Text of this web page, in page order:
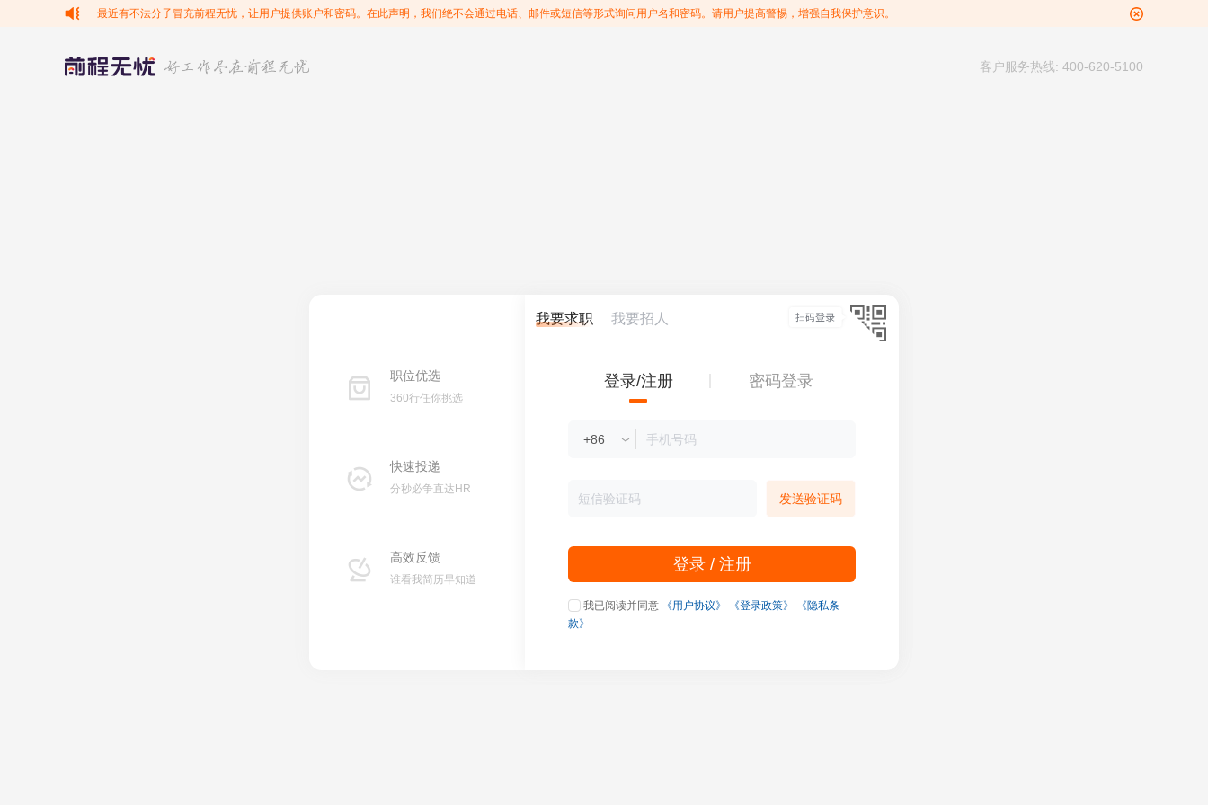
最近有不法分子冒充前程无忧，让用户提供账户和密码。在此声明，我们绝不会通过电话、邮件或短信等形式询问用户名和密码。请用户提高警惕，增强自我保护意识。
客户服务热线: 400-620-5100
职位优选
360行任你挑选
快速投递
分秒必争直达HR
高效反馈
谁看我简历早知道
我要求职 我要招人
登录/注册 密码登录
发送验证码
登录 / 注册
我已阅读并同意 《用户协议》 《登录政策》
《隐私条
款》